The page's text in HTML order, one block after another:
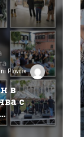
Plovdiv
в
с